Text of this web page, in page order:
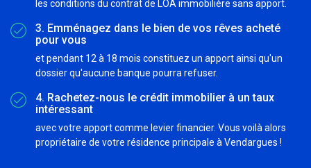
les conditions du contrat de LOA immobilière sans apport.
3. Emménagez dans le bien de vos rêves acheté
pour vous
et pendant 12 à 18 mois constituez un apport ainsi qu'un
dossier qu'aucune banque pourra refuser.
4. Rachetez-nous le crédit immobilier à un taux
intéressant
avec votre apport comme levier financier. Vous voilà alors
propriétaire de votre résidence principale à Vendargues !